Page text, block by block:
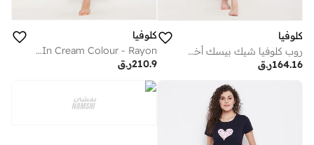
كلوفيا
روب كلوفيا شيك بيسك أخضر - فيسكوز
ر.ق164.16
كلوفيا
Clovia Animal Print Short Night Dress In Cream Colour - Rayon
ر.ق210.9